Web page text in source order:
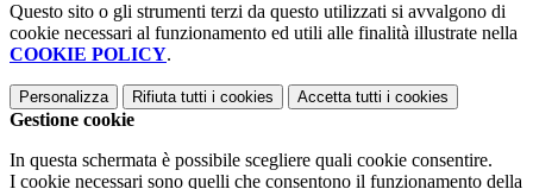
Questo sito o gli strumenti terzi da questo utilizzati si avvalgono di
cookie necessari al funzionamento ed utili alle finalità illustrate nella
COOKIE POLICY.
Personalizza Rifiuta tutti i cookies Accetta tutti i cookies
Gestione cookie
In questa schermata è possibile scegliere quali cookie consentire.
I cookie necessari sono quelli che consentono il funzionamento della